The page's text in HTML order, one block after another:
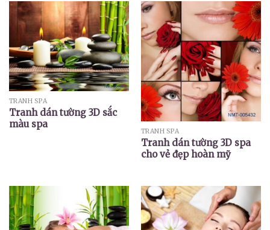
TRANH SPA
Tranh dán tường 3D sắc
màu spa
TRANH SPA
Tranh dán tường 3D spa
cho vẻ đẹp hoàn mỹ